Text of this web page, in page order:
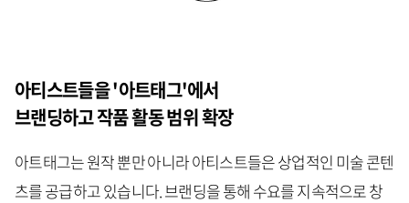
아티스트들을 '아트태그'에서
브랜딩하고 작품 활동 범위 확장
아트태그는 원작 뿐만 아니라 아티스트들은 상업적인 미술 콘텐
츠를 공급하고 있습니다. 브랜딩을 통해 수요를 지속적으로 창